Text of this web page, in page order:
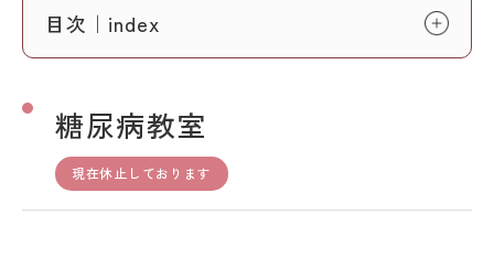
目次｜index
糖尿病教室
現在休止しております